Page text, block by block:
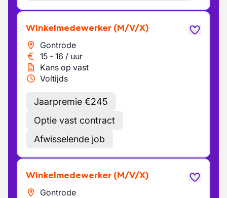
Winkelmedewerker (M/V/X)
Gontrode
15 - 16 / uur
Kans op vast
Voltijds
Jaarpremie €245
Optie vast contract
Afwisselende job
Winkelmedewerker (M/V/X)
Gontrode